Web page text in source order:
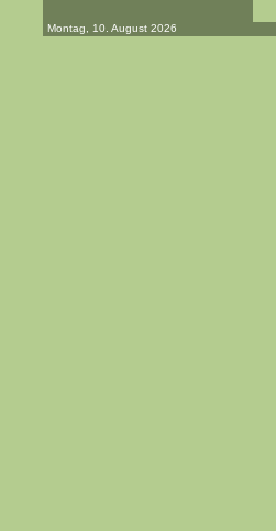
Montag, 10. August 2026